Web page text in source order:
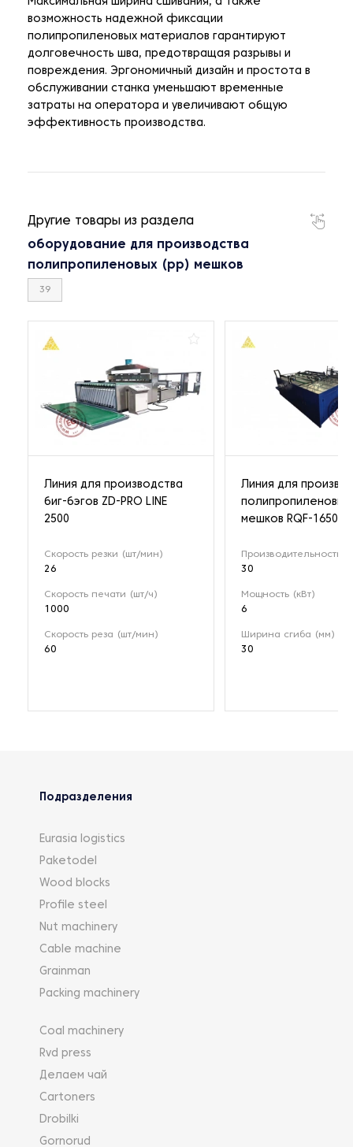
Максимальная ширина сшивания, а также
возможность надежной фиксации
полипропиленовых материалов гарантируют
долговечность шва, предотвращая разрывы и
повреждения. Эргономичный дизайн и простота в
обслуживании станка уменьшают временные
затраты на оператора и увеличивают общую
эффективность производства.
Другие товары из раздела
оборудование для производства
полипропиленовых (рр) мешков
39
Линия для производства
биг-бэгов ZD-PRO LINE
2500
Скорость резки (шт/мин)
26
Скорость печати (шт/ч)
1000
Скорость реза (шт/мин)
60
Линия для
полипропиленовых
мешков RQF-1650
Производительность
30
Мощность (кВт)
6
Ширина сгиба (мм)
30
Подразделения
Eurasia logistics
Paketodel
Wood blocks
Profile steel
Nut machinery
Cable machine
Grainman
Packing machinery
Coal machinery
Rvd press
Делаем чай
Cartoners
Drobilki
Gornorud